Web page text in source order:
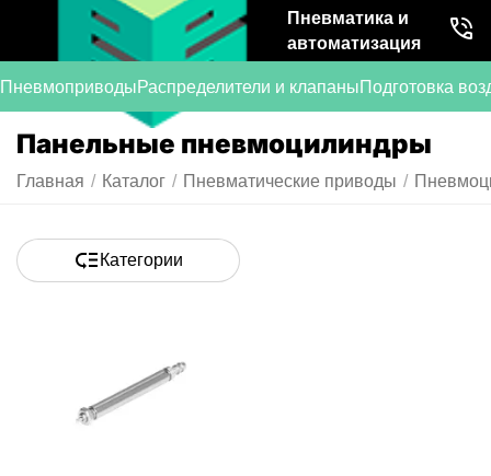
Пневматика и
автоматизация
ПневмоприводыРаспределители и клапаныПодготовка
Панельные пневмоцилиндры
Главная / Каталог / Пневматические приводы /
Категории